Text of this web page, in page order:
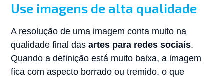
Use imagens de alta qualidade
A resolução de uma imagem conta muito na
qualidade final dasartes para redes sociais.
Quando a definição está muito baixa, a imagem
fica com aspecto borrado ou tremido, o que